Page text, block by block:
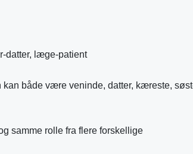
datter, læge-patient
både være veninde, datter, kæreste,
samme rolle fra flere forskellige